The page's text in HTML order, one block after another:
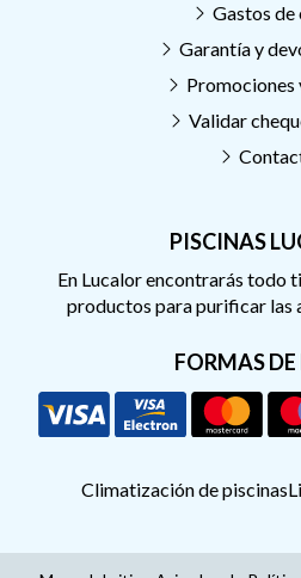
PISCINAS
En Lucalor encontrarás todo
productos para purificar las
FORMAS
Gastos de
Garantía y
Promociones
Validar
Climatización de piscinas